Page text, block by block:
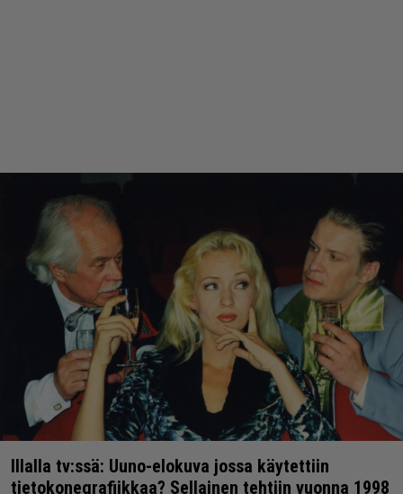
Illalla tv:ssä: Uuno-elokuva jossa käytettiin
tietokonegrafiikkaa? Sellainen tehtiin vuonna 1998